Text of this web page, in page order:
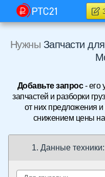
Нужны Запчасти
Добавьте запрос- его
запчастей и разборки
от них предложения и
снижением цены на
1. Данные техники: